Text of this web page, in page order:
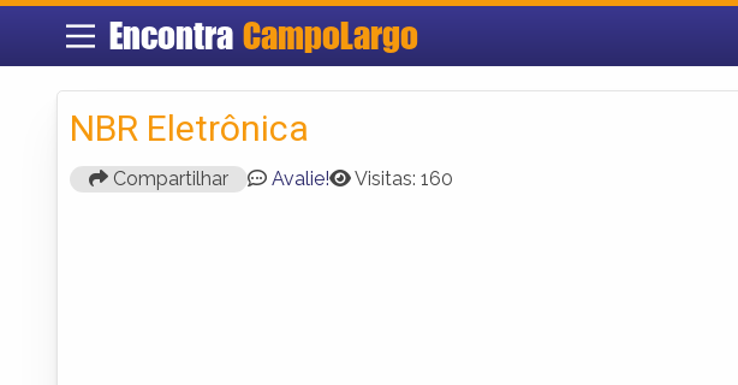
Encontra CampoLargo
NBR Eletrônica
Compartilhar Avalie! Visitas: 160